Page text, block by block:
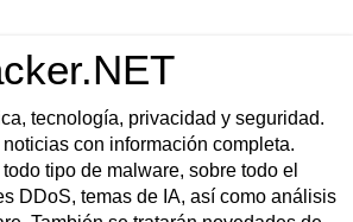
tecnología, privacidad y seguridad.
con información completa.
tipo de malware, sobre todo el
DDoS, temas de IA, así como análisis